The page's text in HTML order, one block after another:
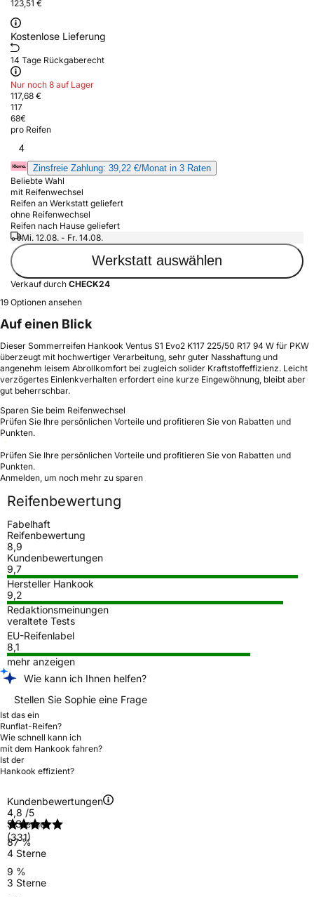
123,51 €
Kostenlose Lieferung
14 Tage Rückgaberecht
Nur noch 8 auf Lager
117,68 €
117
68€
pro Reifen
4
Zinsfreie Zahlung: 39,22 €/Monat in 3 Raten
Beliebte Wahl
mit Reifenwechsel
Reifen an Werkstatt geliefert
ohne Reifenwechsel
Reifen nach Hause geliefert
Mi. 12.08. - Fr. 14.08.
Werkstatt auswählen
Verkauf durch CHECK24
19 Optionen ansehen
Auf einen Blick
Dieser Sommerreifen Hankook Ventus S1 Evo2 K117 225/50 R17 94 W für PKW
überzeugt mit hochwertiger Verarbeitung, sehr guter Nasshaftung und
angenehm leisem Abrollkomfort bei zugleich solider Kraftstoffeffizienz. Leicht
verzögertes Einlenkverhalten erfordert eine kurze Eingewöhnung, bleibt aber
gut beherrschbar.
Sparen Sie beim Reifenwechsel
Prüfen Sie Ihre persönlichen Vorteile und profitieren Sie von Rabatten und
Punkten.
Prüfen Sie Ihre persönlichen Vorteile und profitieren Sie von Rabatten und
Punkten.
Anmelden, um noch mehr zu sparen
Reifenbewertung
Fabelhaft
Reifenbewertung
8,9
Kundenbewertungen
9,7
Hersteller Hankook
9,2
Redaktionsmeinungen
veraltete Tests
EU-Reifenlabel
8,1
mehr anzeigen
Wie kann ich Ihnen helfen?
Stellen Sie Sophie eine Frage
Ist das ein
Runflat-Reifen?
Wie schnell kann ich
mit dem Hankook fahren?
Ist der
Hankook effizient?
Kundenbewertungen
4,8 /5
(331)
5 Sterne
87 %
4 Sterne
9 %
3 Sterne